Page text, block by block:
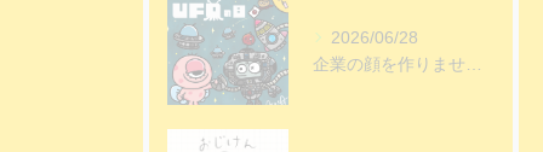
2026/06/28